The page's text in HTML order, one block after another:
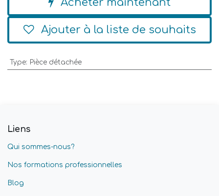
Ajouter à la liste de souhaits
Type: Pièce détachée
Liens
Qui sommes-nous?
Nos formations professionnelles
Blog